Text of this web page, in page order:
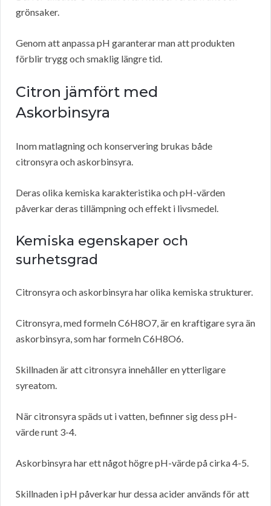
grönsaker.
Genom att anpassa pH garanterar man att produkten
förblir trygg och smaklig längre tid.
Citron jämfört med
Askorbinsyra
Inom matlagning och konservering brukas både
citronsyra och askorbinsyra.
Deras olika kemiska karakteristika och pH-värden
påverkar deras tillämpning och effekt i livsmedel.
Kemiska egenskaper och
surhetsgrad
Citronsyra och askorbinsyra har olika kemiska strukturer.
Citronsyra, med formeln C6H8O7, är en kraftigare syra än
askorbinsyra, som har formeln C6H8O6.
Skillnaden är att citronsyra innehåller en ytterligare
syreatom.
När citronsyra späds ut i vatten, befinner sig dess pH-
värde runt 3-4.
Askorbinsyra har ett något högre pH-värde på cirka 4-5.
Skillnaden i pH påverkar hur dessa acider används för att